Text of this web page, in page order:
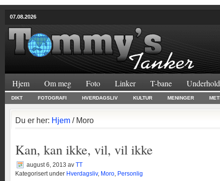
07.08.2026
Hjem Om meg Foto Linker T-bane
DIKT FOTOGRAFI HVERDAGSLIV KULTUR MENINGER
Du er her: Hjem / Moro
Kan, kan ikke, vil, vil ikke
august 6, 2013 av TT
Kategorisert under Hverdagsliv, Moro, Personlig